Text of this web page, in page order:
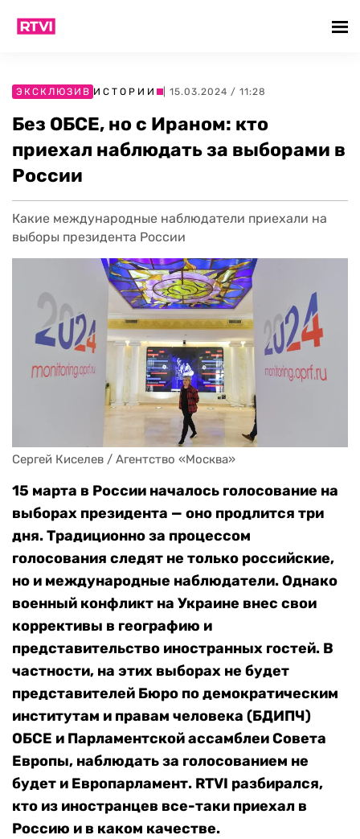
ЭКСКЛЮЗИВ ИСТОРИИ | 15.03.2024 / 11:28
Без ОБСЕ, но с Ираном: кто
приехал наблюдать за выборами в
России
Какие международные наблюдатели приехали на
выборы президента России
Сергей Киселев / Агентство «Москва»
15 марта в России началось голосование на
выборах президента — оно продлится три
дня. Традиционно за процессом
голосования следят не только российские,
но и международные наблюдатели. Однако
военный конфликт на Украине внес свои
коррективы в географию и
представительство иностранных гостей. В
частности, на этих выборах не будет
представителей Бюро по демократическим
институтам и правам человека (БДИПЧ)
ОБСЕ и Парламентской ассамблеи Совета
Европы, наблюдать за голосованием не
будет и Европарламент. RTVI разбирался,
кто из иностранцев все-таки приехал в
Россию и в каком качестве.